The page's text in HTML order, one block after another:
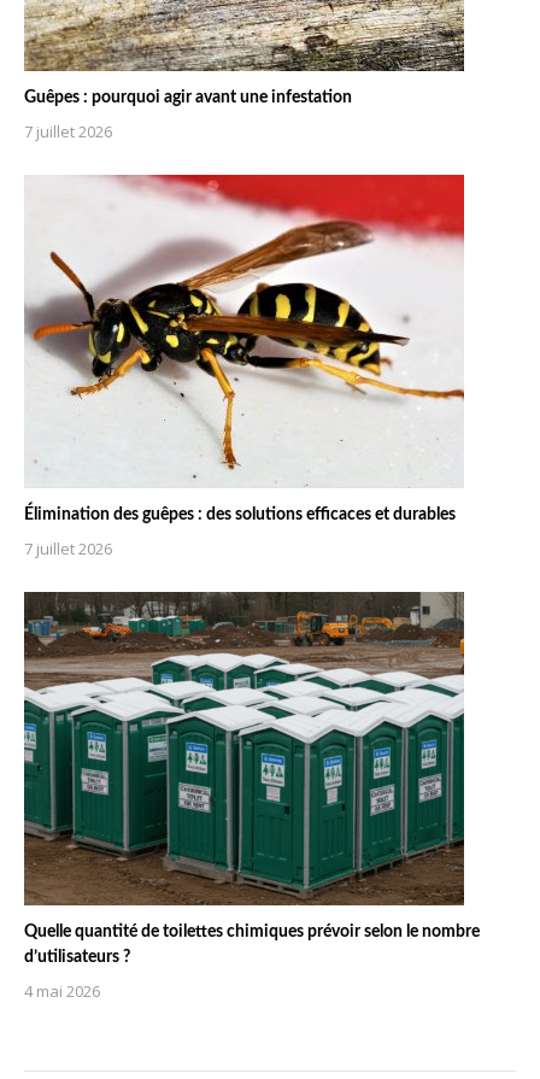
Guêpes : pourquoi agir avant une infestation
7 juillet 2026
Élimination des guêpes : des solutions efficaces et durables
7 juillet 2026
Quelle quantité de toilettes chimiques prévoir selon le nombre
d’utilisateurs ?
4 mai 2026